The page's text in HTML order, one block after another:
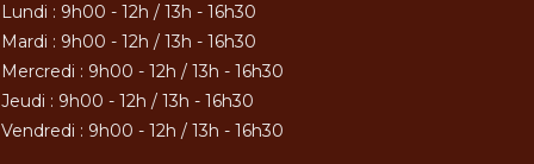
Lundi : 9h00 - 12h / 13h - 16h30
Mardi : 9h00 - 12h / 13h - 16h30
Mercredi : 9h00 - 12h / 13h - 16h30
Jeudi : 9h00 - 12h / 13h - 16h30
Vendredi : 9h00 - 12h / 13h - 16h30